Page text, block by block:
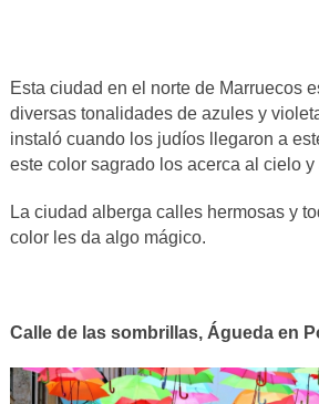
Esta ciudad en el norte de Marruecos
diversas tonalidades de azules y
instaló cuando los judíos llegaron a
este color sagrado los acerca al cielo y
La ciudad alberga calles hermosas y
color les da algo mágico.
Calle de las sombrillas, Águeda en